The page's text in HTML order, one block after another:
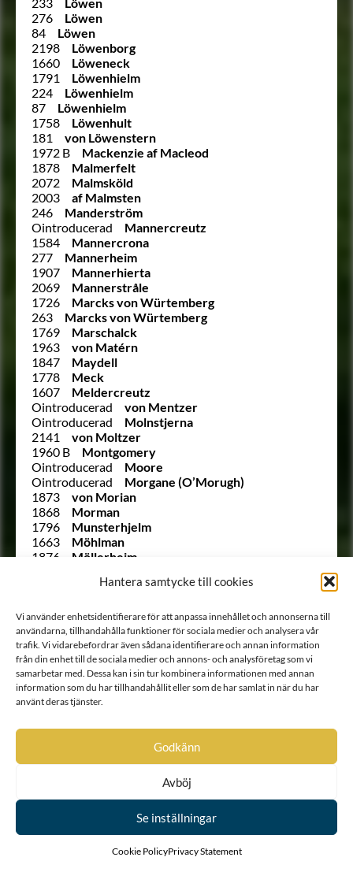
Hantera samtycke till cookies
Vi använder enhetsidentifierare för att anpassa innehållet och annonserna till
användarna, tillhandahålla funktioner för sociala medier och analysera vår
trafik. Vi vidarebefordrar även sådana identifierare och annan information
från din enhet till de sociala medier och annons- och analysföretag som vi
samarbetar med. Dessa kan i sin tur kombinera informationen med annan
information som du har tillhandahållit eller som de har samlat in när du har
använt deras tjänster.
Godkänn
Avböj
Se inställningar
Cookie PolicyPrivacy Statement
233
Löwen
276
Löwen
84
Löwen
2198
Löwenborg
1660
Löweneck
1791
Löwenhielm
224
Löwenhielm
87
Löwenhielm
1758
Löwenhult
181
von Löwenstern
1972 B
Mackenzie af Macleod
1878
Malmerfelt
2072
Malmsköld
2003
af Malmsten
246
Manderström
Ointroducerad
Mannercreutz
1584
Mannercrona
277
Mannerheim
1907
Mannerhierta
2069
Mannerstråle
1726
Marcks von Würtemberg
263
Marcks von Würtemberg
1769
Marschalck
1963
von Matérn
1847
Maydell
1778
Meck
1607
Meldercreutz
Ointroducerad
von Mentzer
Ointroducerad
Molnstjerna
2141
von Moltzer
1960 B
Montgomery
Ointroducerad
Moore
Ointroducerad
Morgane (O’Morugh)
1873
von Morian
1868
Morman
1796
Munsterhjelm
1663
Möhlman
1876
Möllerheim
von Nerés
1806
von Nolcken
223
von Nolcken
1814
Nordenadler
1985
Nordenankar
1804
Nordenborg
1891
Nordencrantz
1697
Nordencreutz
1699
Nordenheim
1950
Nordenstam
Nordenstolpe
Nordenstråle
Noringer